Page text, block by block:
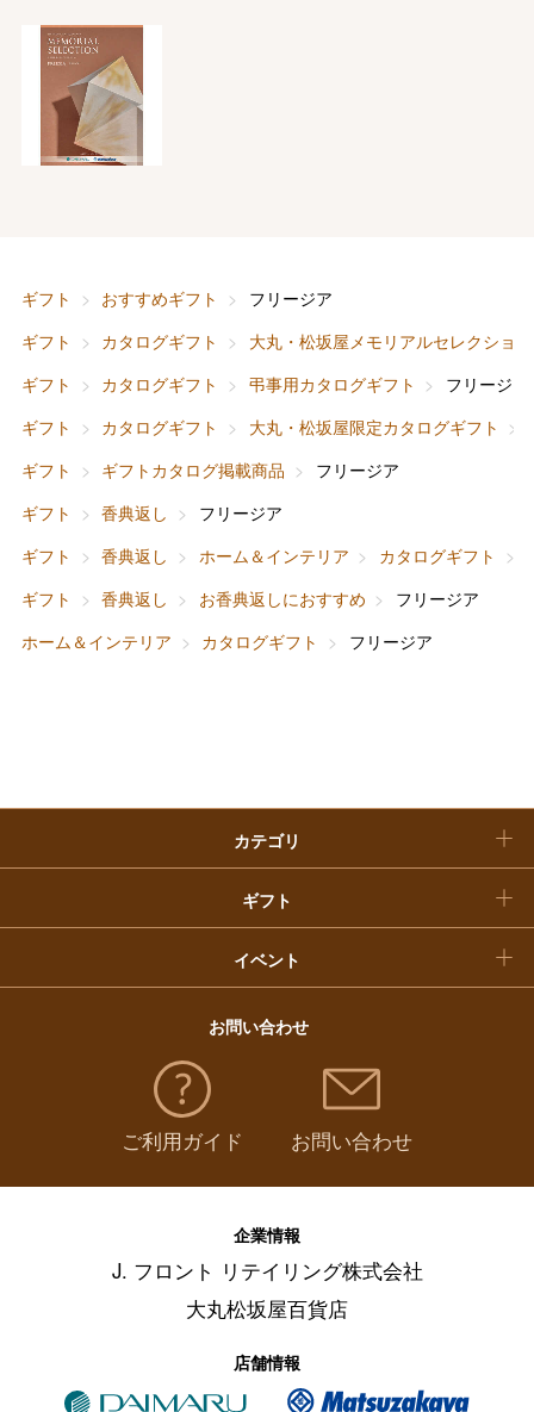
ギフト おすすめギフト
フリージア
ギフト
カタログギフト
大丸・松坂屋メモリアルセレクション
ギフト
カタログギフト 弔事用カタログギフト
フリージア
ギフト
カタログギフト 大丸・松坂屋限定カタログギフト
ギフト
ギフトカタログ掲載商品
フリージア
ギフト
香典返し
フリージア
ギフト
香典返し ホーム＆インテリア カタログギフト
ギフト
香典返し お香典返しにおすすめ
フリージア
ホーム＆インテリア
カタログギフト フリージア
カテゴリ
フード＆スイーツ
ファッション
ホーム＆インテリア
ベビー＆キッズ
ギフト
出産内祝い
結婚内祝い
お香典返し
快気祝い
イベント
バレンタインチョコレート
母の日
父の日
お中元
敬老の日
福袋
お問い合わせ
ご利用ガイド お問い合わせ
企業情報
J. フロント リテイリング株式会社
大丸松坂屋百貨店
店舗情報